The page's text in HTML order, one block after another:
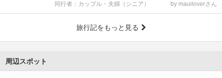
同行者：カップル・夫婦（シニア）
by mauiloverさん
旅行記をもっと見る
周辺スポット